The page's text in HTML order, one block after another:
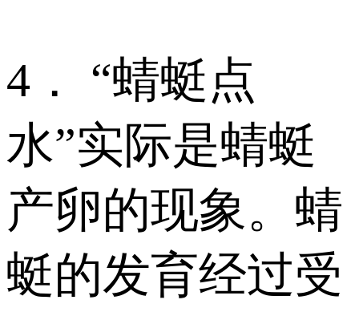
4． “蜻蜓点
水”实际是蜻蜓
产卵的现象。蜻
蜓的发育经过受